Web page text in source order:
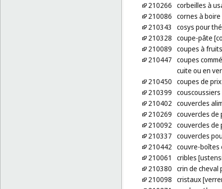
210266 corbeilles à
210086 cornes à boire
210343
cosys pour
210328 coupe-pâte
210089 coupes à fruits
210447 coupes
cuite ou en
210450 coupes de
210399
210402 couvercles
210269 couvercles de
210092 couvercles de
210337 couvercles
210442 couvre-boîtes
210061
cribles
210380 crin de cheval
210098 cristaux